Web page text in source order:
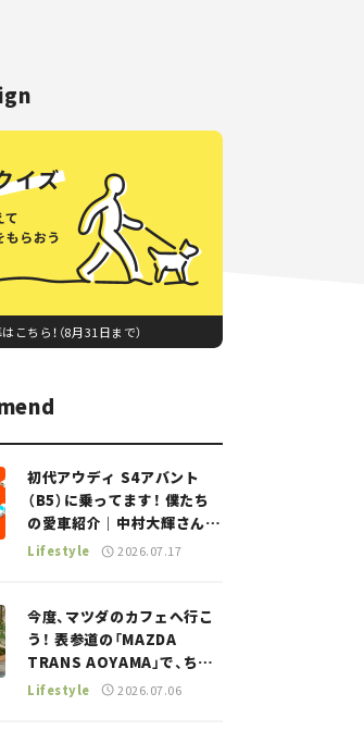
こちら！（8月31日まで）
初代アウディ S4アバント
（B5）に乗ってます！ 僕たち
の愛車紹介｜中村大輝さん
——瀬イオナと嶋田智之の
Lifestyle 2026.07.17
今度、マツダのカフェへ行こ
う！ 表参道の「MAZDA
TRANS AOYAMA」で、ちょ
っとひと息。——連載｜CCG
Lifestyle 2026.07.06